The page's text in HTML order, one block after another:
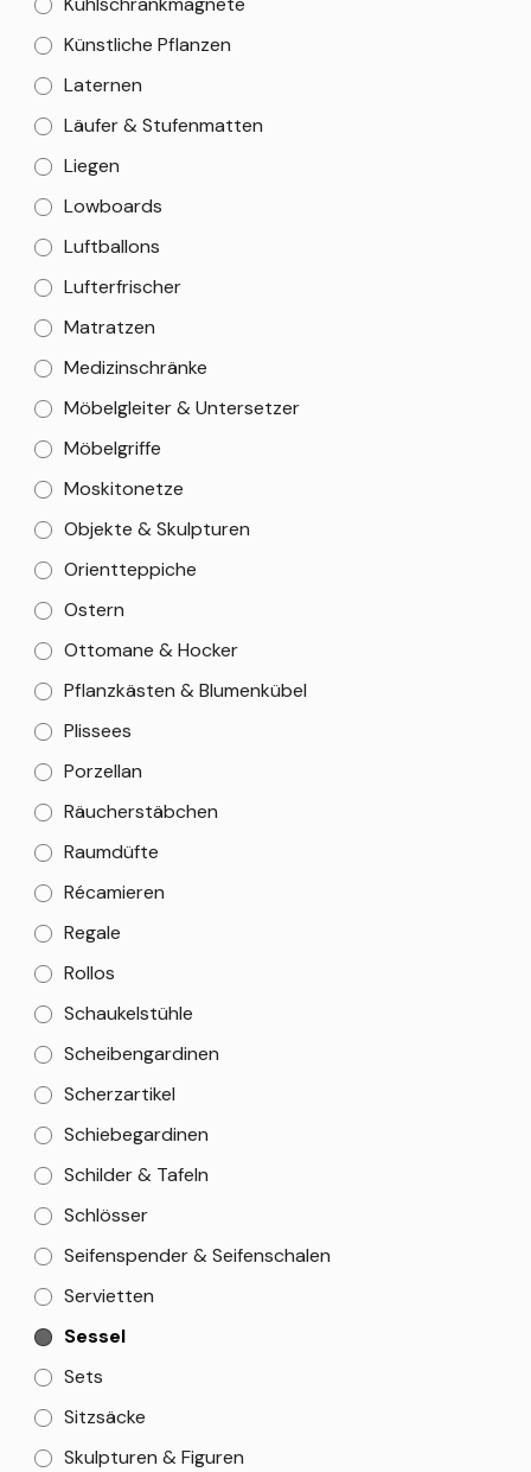
Künstliche Pflanzen
Laternen
Läufer & Stufenmatten
Liegen
Lowboards
Luftballons
Lufterfrischer
Matratzen
Medizinschränke
Möbelgleiter & Untersetzer
Möbelgriffe
Moskitonetze
Objekte & Skulpturen
Orientteppiche
Ostern
Ottomane & Hocker
Pflanzkästen & Blumenkübel
Plissees
Porzellan
Räucherstäbchen
Raumdüfte
Récamieren
Regale
Rollos
Schaukelstühle
Scheibengardinen
Scherzartikel
Schiebegardinen
Schilder & Tafeln
Schlösser
Seifenspender & Seifenschalen
Servietten
Sessel
Sets
Sitzsäcke
Skulpturen & Figuren